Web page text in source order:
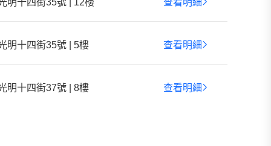
明十四街35號 | 12樓 查看明細
明十四街35號 | 5樓 查看明細
明十四街37號 | 8樓 查看明細